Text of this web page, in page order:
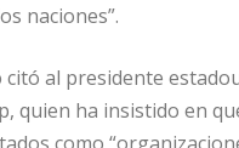
naciones”.
citó al presidente
quien ha insistido en